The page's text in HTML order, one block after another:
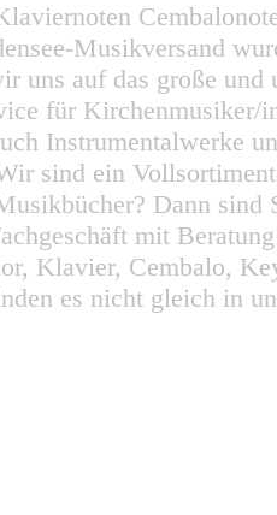
Musikversand
uns auf das große
für
Instrumentalwerke
sind ein
Dann
mit
Klavier, Cembalo,
es nicht gleich in